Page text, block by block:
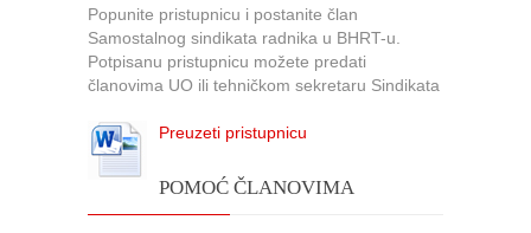
Popunite pristupnicu i postanite član
Samostalnog sindikata radnika u BHRT-u.
Potpisanu pristupnicu možete predati
članovima UO ili tehničkom sekretaru Sindikata
Preuzeti pristupnicu
POMOĆ ČLANOVIMA